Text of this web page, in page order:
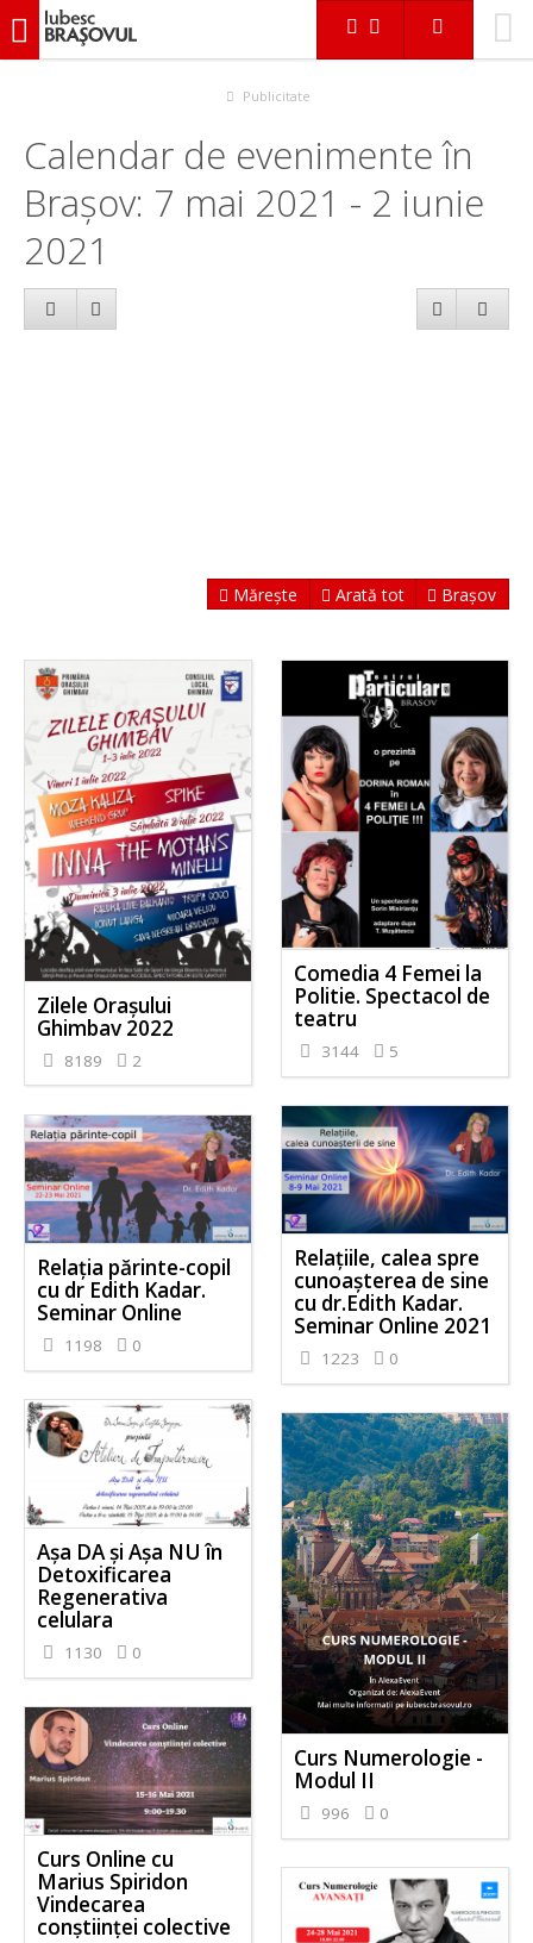
iubescbraşovul.ro
Publicitate
Calendar de evenimente în
Brașov: 7 mai 2021 - 2 iunie
2021
Mărește Arată tot Brașov
Zilele Orașului
Ghimbav 2022
8189 2
Comedia 4 Femei la
Politie. Spectacol de
teatru
3144 5
Relațiile, calea spre
cunoașterea de sine
cu dr.Edith Kadar.
Seminar Online 2021
1223 0
Relația părinte-copil
cu dr Edith Kadar.
Seminar Online
1198 0
Așa DA și Așa NU în
Detoxificarea
Regenerativa
celulara
1130 0
Curs Numerologie -
Modul II
996 0
Curs Online cu
Marius Spiridon
Vindecarea
conștiinței colective